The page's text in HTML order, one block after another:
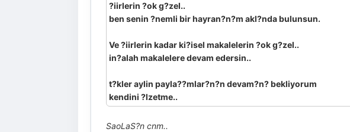
?iirlerin ?ok g?zel..
ben senin ?nemli bir hayran?n?m akl?nda bulunsun.
Ve ?iirlerin kadar ki?isel makalelerin ?ok g?zel..
in?alah makalelere devam edersin..
t?kler aylin payla??mlar?n?n devam?n? bekliyorum
kendini ?lzetme..
SaoLaS?n cnm..